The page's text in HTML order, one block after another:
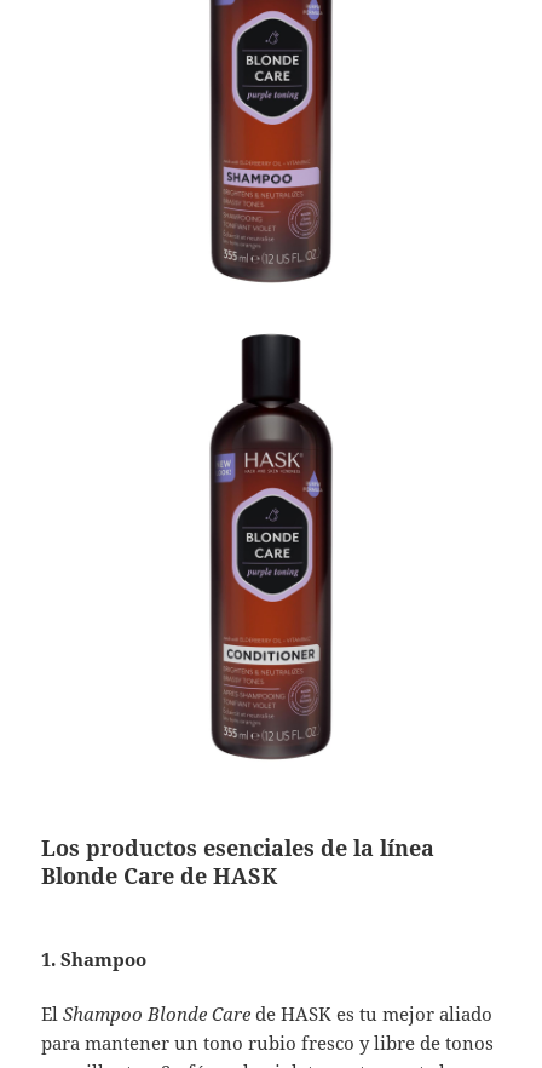
Los productos esenciales de la línea
Blonde Care de HASK
1. Shampoo
ElShampoo Blonde Care de HASK es tu mejor aliado
para mantener un tono rubio fresco y libre de tonos